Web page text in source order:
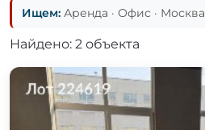
Ищем: Аренда · Офис · Москва
Найдено: 2 объекта